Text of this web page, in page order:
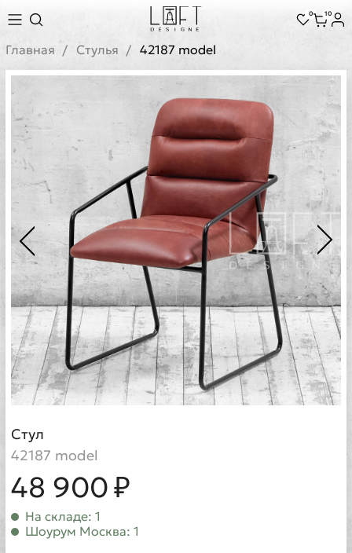
0 10
Главная Стулья 42187 model
Стул
42187 model
48 900 ₽
На складе: 1
Шоурум Москва: 1